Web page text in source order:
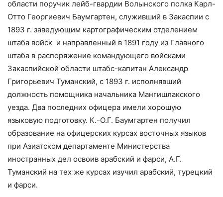
области поручик лейб-гвардии Волынского полка Карл-
Отто Георгиевич Баумгартен, служивший в Закаспии с
1893 г. заведующим картографическим отделением
штаба войск и направленный в 1891 году из Главного
штаба в распоряжение командующего войсками
Закаспийской области штабс-капитан Александр
Григорьевич Туманский, с 1893 г. исполнявший
должность помощника начальника Мангишлакского
уезда. Два последних офицера имели хорошую
языковую подготовку. К.-О.Г. Баумгартен получил
образование на офицерских курсах восточных языков
при Азиатском департаменте Министерства
иностранных дел освоив арабский и фарси, А.Г.
Туманский на тех же курсах изучил арабский, турецкий
и фарси.